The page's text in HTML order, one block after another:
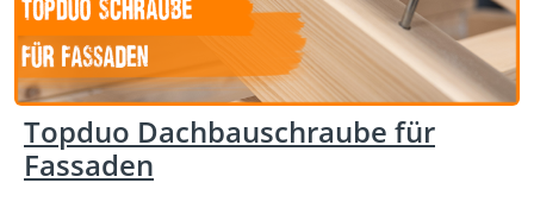
Topduo Dachbauschraube für
Fassaden